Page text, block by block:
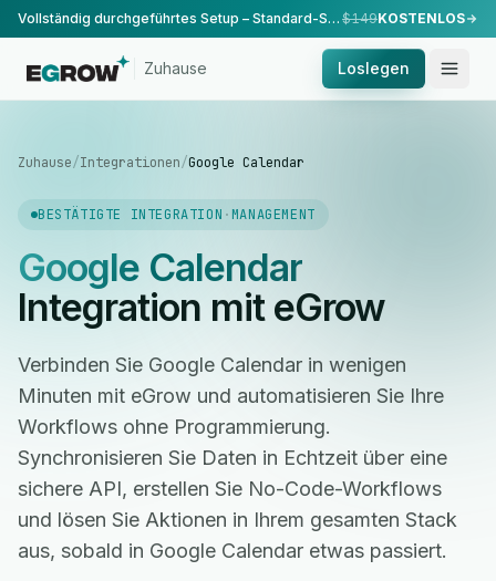
Vollständig durchgeführtes Setup – Standard-Setup, durchgeführt von unserem Team. $149KOSTENLOS
Zuhause Loslegen
Zuhause/Integrationen/Google Calendar
BESTÄTIGTE INTEGRATION · MANAGEMENT
Google Calendar
Integration mit eGrow
Verbinden Sie Google Calendar in wenigen
Minuten mit eGrow und automatisieren Sie Ihre
Workflows ohne Programmierung.
Synchronisieren Sie Daten in Echtzeit über eine
sichere API, erstellen Sie No-Code-Workflows
und lösen Sie Aktionen in Ihrem gesamten Stack
aus, sobald in Google Calendar etwas passiert.